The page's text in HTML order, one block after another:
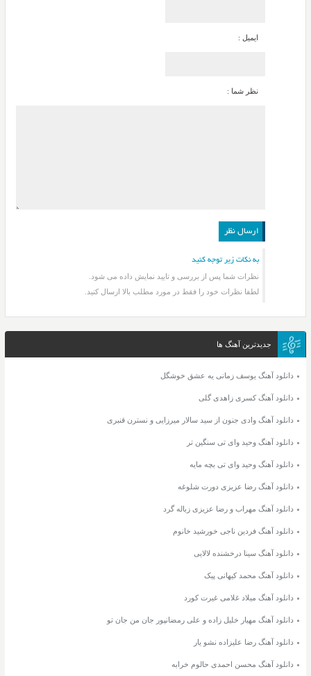
ایمیل :
نظر شما :
به نکات زیر توجه کنید
نظرات شما پس از بررسی و تایید نمایش داده می شود.
لطفا نظرات خود را فقط در مورد مطلب بالا ارسال کنید.
جدیدترین آهنگ ها
دانلود آهنگ یوسف زمانی یه عشق خوشگل
دانلود آهنگ کسری زاهدی گلی
دانلود آهنگ وادی جنون از سید سالار میرزایی و نسترن قنبری
دانلود آهنگ وحید وای تی سنگین تر
دانلود آهنگ وحید وای تی بچه مایه
دانلود آهنگ رضا عزیزی دورت شلوغه
دانلود آهنگ مهراب و رضا عزیزی زباله گرد
دانلود آهنگ فردین ناجی خورشید خانوم
دانلود آهنگ سینا درخشنده لالایی
دانلود آهنگ محمد کیهانی پیک
دانلود آهنگ میلاد غلامی غیرت کورد
دانلود آهنگ مهیار خلیل زاده و علی رمضانپور جان من جان تو
دانلود آهنگ رضا علیزاده نشو یار
دانلود آهنگ محسن احمدی حالوم خرابه